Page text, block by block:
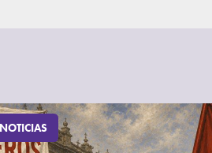
NOTICIAS